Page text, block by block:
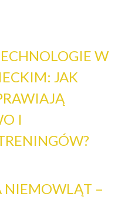
W
JAK
I
NIEMOWLĄT –